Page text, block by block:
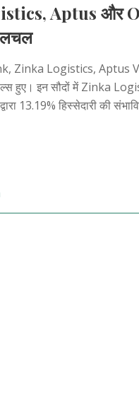
Aptus और
Zinka Logistics,
हुए। इन सौदों में Zinka
13.19% हिस्सेदारी की